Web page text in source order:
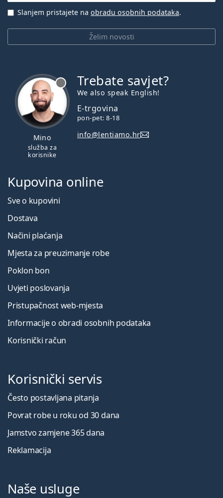
Želim novosti
Slanjem pristajete na obradu osobnih podataka.
Mino
služba za
korisnike
Trebate savjet?
We also speak English!
E-trgovina
pon-pet: 8-18
info@lentiamo.hr
Kupovina online
Sve o kupovini
Dostava
Načini plaćanja
Mjesta za preuzimanje robe
Poklon bon
Uvjeti poslovanja
Pristupačnost web-mjesta
Informacije o obradi osobnih podataka
Korisnički račun
Korisnički servis
Često postavljana pitanja
Povrat robe u roku od 30 dana
Jamstvo zamjene 365 dana
Reklamacija
Naše usluge